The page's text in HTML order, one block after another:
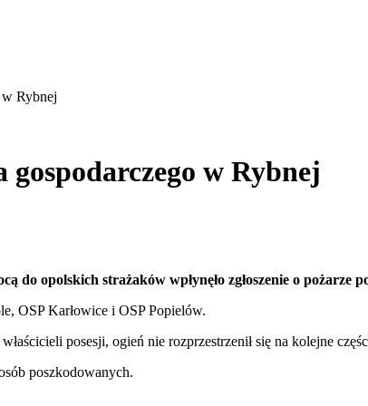
w Rybnej
gospodarczego w Rybnej
do opolskich strażaków wpłynęło zgłoszenie o
OSP Karłowice i OSP Popielów.
posesji, ogień nie rozprzestrzenił się na kolejne
poszkodowanych.